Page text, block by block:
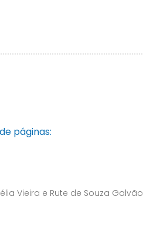
páginas:
Vieira e Rute de Souza Galvão